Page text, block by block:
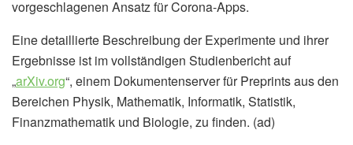
vorgeschlagenen Ansatz für Corona-Apps.
Eine detaillierte Beschreibung der Experimente und ihrer
Ergebnisse ist im vollständigen Studienbericht auf
„arXiv.org“, einem Dokumentenserver für Preprints aus den
Bereichen Physik, Mathematik, Informatik, Statistik,
Finanzmathematik und Biologie, zu finden. (ad)